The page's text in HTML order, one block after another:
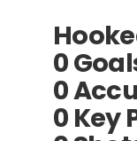
0
0
0 Key